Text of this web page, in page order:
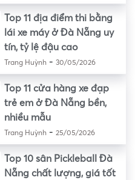
Top 11 địa điểm thi bằng
lái xe máy ở Đà Nẵng uy
tín, tỷ lệ đậu cao
Trang Huỳnh- 30/05/2026
Top 11 cửa hàng xe đạp
trẻ em ở Đà Nẵng bền,
nhiều mẫu
Trang Huỳnh- 25/05/2026
Top 10 sân Pickleball Đà
Nẵng chất lượng, giá tốt